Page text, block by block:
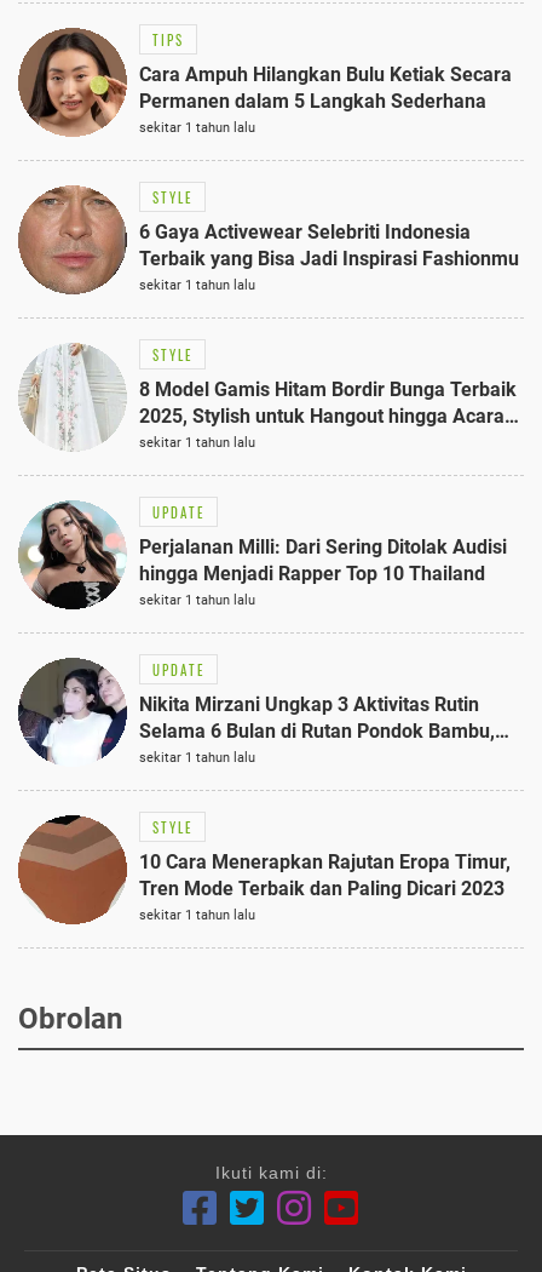
TIPS
Cara Ampuh Hilangkan Bulu Ketiak Secara
Permanen dalam 5 Langkah Sederhana
sekitar 1 tahun lalu
STYLE
6 Gaya Activewear Selebriti Indonesia
Terbaik yang Bisa Jadi Inspirasi Fashionmu
sekitar 1 tahun lalu
STYLE
8 Model Gamis Hitam Bordir Bunga Terbaik
2025, Stylish untuk Hangout hingga Acara
Semi-Formal
sekitar 1 tahun lalu
UPDATE
Perjalanan Milli: Dari Sering Ditolak Audisi
hingga Menjadi Rapper Top 10 Thailand
sekitar 1 tahun lalu
UPDATE
Nikita Mirzani Ungkap 3 Aktivitas Rutin
Selama 6 Bulan di Rutan Pondok Bambu,
Terungkap!
sekitar 1 tahun lalu
STYLE
10 Cara Menerapkan Rajutan Eropa Timur,
Tren Mode Terbaik dan Paling Dicari 2023
sekitar 1 tahun lalu
Obrolan
Ikuti kami di: